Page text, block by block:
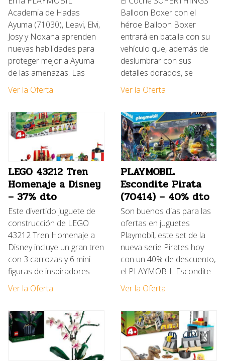
Academia de Hadas
Ayuma (71030), Leavi, Elvi,
Josy y Noxana aprenden
nuevas habilidades para
proteger mejor a Ayuma
de las amenazas. Las
Ver la Oferta
Balloon Boxer con el
héroe Balloon Boxer
entrará en batalla con su
vehículo que, además de
deslumbrar con sus
detalles dorados, se
Ver la Oferta
LEGO 43212 Tren
Homenaje a Disney
– 37% dto
Este divertido juguete de
construcción de LEGO
43212 Tren Homenaje a
Disney incluye un gran tren
con 3 carrozas y 6 mini
figuras de inspiradores
Ver la Oferta
PLAYMOBIL
Escondite Pirata
(70414) – 40% dto
Son buenos dias para las
ofertas en juguetes
Playmobil, este set de la
nueva serie Pirates hoy
con un 40% de descuento,
el PLAYMOBIL Escondite
Ver la Oferta